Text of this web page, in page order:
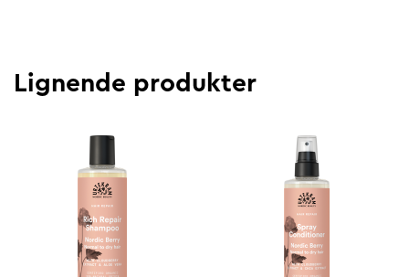
Lignende produkter